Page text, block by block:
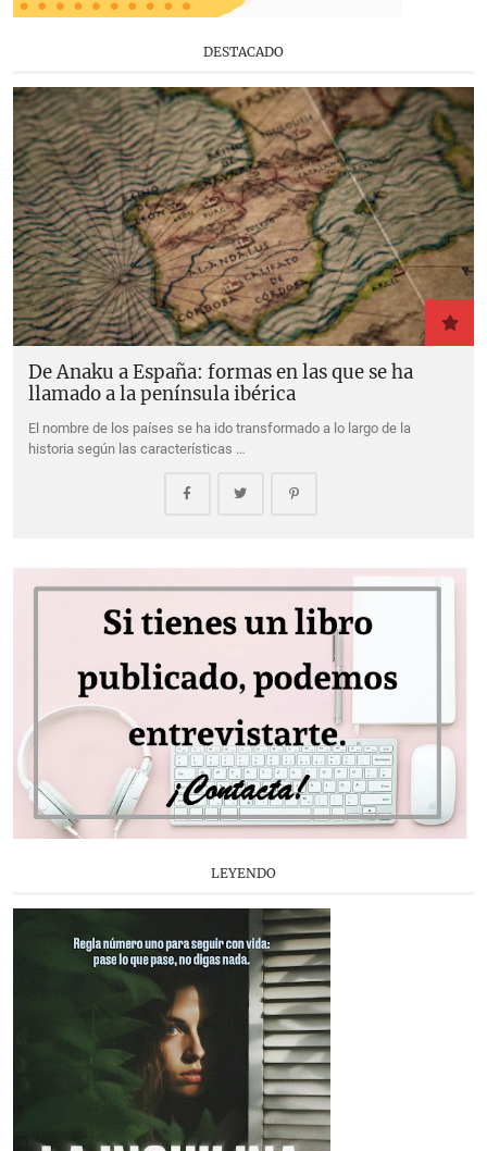
DESTACADO
De Anaku a España: formas en las que se ha
llamado a la península ibérica
El nombre de los países se ha ido transformado a lo largo de la
historia según las características …
LEYENDO